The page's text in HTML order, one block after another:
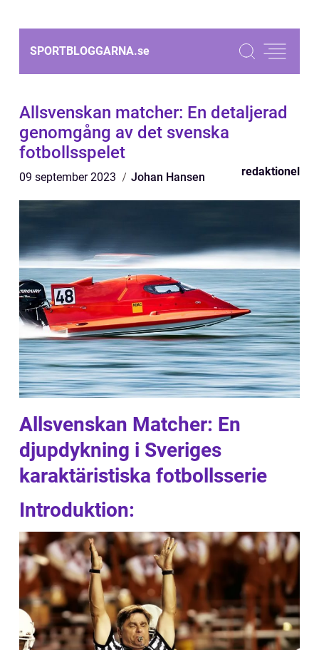
SPORTBLOGGARNA.se
Allsvenskan matcher: En detaljerad
genomgång av det svenska
fotbollsspelet
09 september 2023 Johan Hansen redaktionel
Allsvenskan Matcher: En
djupdykning i Sveriges
karaktäristiska fotbollsserie
Introduktion: